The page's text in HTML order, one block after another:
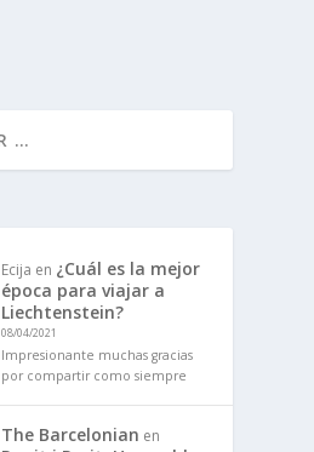
Ecija en ¿Cuál es la mejor
época para viajar a
Liechtenstein?
08/04/2021
Impresionante muchas gracias
por compartir como siempre
The Barcelonian en